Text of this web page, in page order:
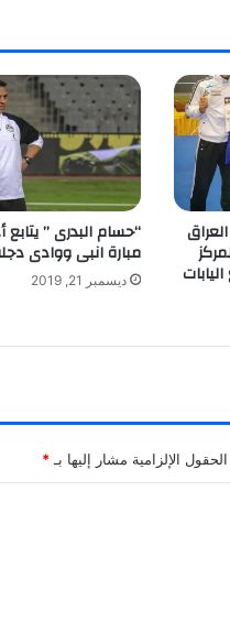
“حسام البدرى ” يتابع
مبارة انبى ووادى
ديسمبر 21, 2019
الحقول الإلزامية مشار إليها بـ*